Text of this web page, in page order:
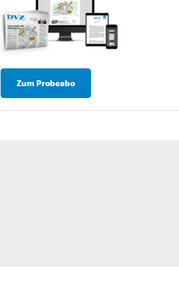
Dossier: Defence Logistics
Dossier: Antriebswende
Umfrage: Nachhaltigkeit in
der Logistik
Zum Probeabo